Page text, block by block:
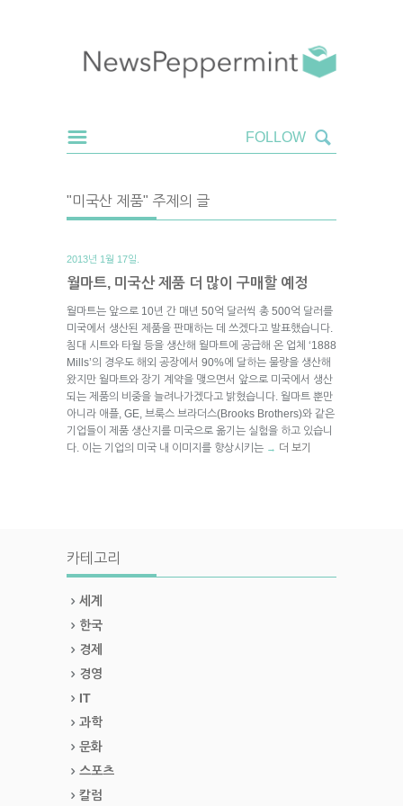
"미국산 제품" 주제의 글
2013년 1월 17일.
월마트, 미국산 제품 더 많이 구매할 예정
월마트는 앞으로 10년 간 매년 50억 달러씩 총 500억 달러를
미국에서 생산된 제품을 판매하는 데 쓰겠다고 발표했습니다.
침대 시트와 타월 등을 생산해 월마트에 공급해 온 업체 ‘1888
Mills’의 경우도 해외 공장에서 90%에 달하는 물량을 생산해
왔지만 월마트와 장기 계약을 맺으면서 앞으로 미국에서 생산
되는 제품의 비중을 늘려나가겠다고 밝혔습니다. 월마트 뿐만
아니라 애플, GE, 브룩스 브라더스(Brooks Brothers)와 같은
기업들이 제품 생산지를 미국으로 옮기는 실험을 하고 있습니
다. 이는 기업의 미국 내 이미지를 향상시키는 → 더 보기
카테고리
세계
한국
경제
경영
IT
과학
문화
스포츠
칼럼